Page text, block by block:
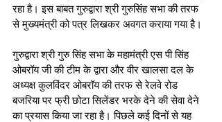
रहा है। इस बाबत गुरुद्वारा श्री गुरुसिंह सभा की तरफ
से मुख्यमंत्री को पत्र लिखकर अवगत कराया गया है।
गुरुद्वारा श्री गुरु सिंह सभा के महामंत्री एस पी सिंह
ओबरॉय जी की टीम के द्वारा और वीर खालसा दल के
अध्यक्ष कुलविंदर ओबरॉय की तरफ से रेलवे रोड
बजरिया पर फ्री छोटा सिलेंडर भरके देने की सेवा देने
का प्रयास किया जा रहा है। पिछले कई दिनों से यह